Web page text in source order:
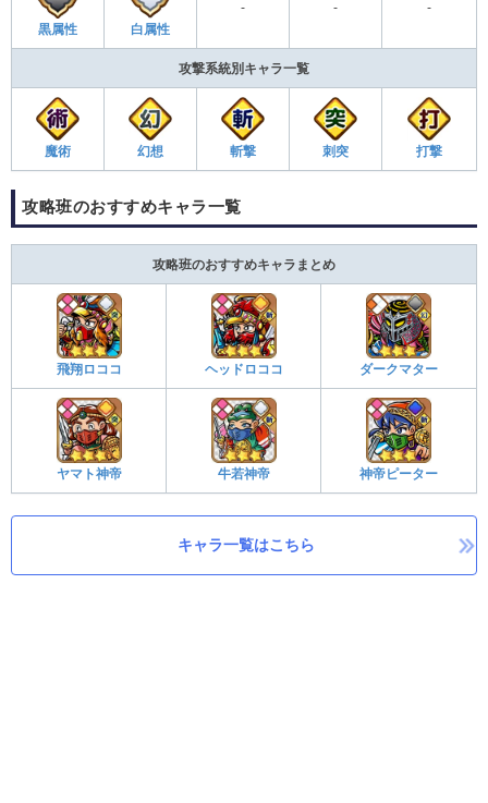
黒属性 白属性
- - -
攻撃系統別キャラ一覧
魔術 幻想 斬撃 刺突 打撃
攻略班のおすすめキャラ一覧
攻略班のおすすめキャラまとめ
飛翔ロココ ヘッドロココ ダークマター
ヤマト神帝 牛若神帝 神帝ピーター
キャラ一覧はこちら